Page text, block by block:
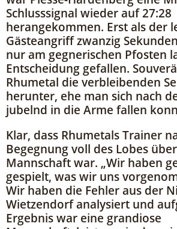
Schlusssignal wieder auf 27:28
herangekommen. Erst als der
Gästeangriff zwanzig
nur am gegnerischen Pfosten
Entscheidung gefallen.
Rhumetal die verbleibenden
herunter, ehe man sich nach
jubelnd in die Arme fallen
Klar, dass Rhumetals Trainer
Begegnung voll des Lobes
Mannschaft war. „Wir haben
gespielt, was wir uns
Wir haben die Fehler aus der
Wietzendorf analysiert und
Ergebnis war eine grandiose